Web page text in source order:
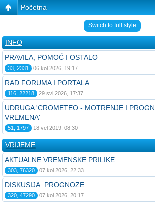
Početna
Switch to full style
INFO
PRAVILA, POMOĆ I OSTALO
33, 2331 06 kol 2026, 19:17
RAD FORUMA I PORTALA
116, 22218 29 svi 2026, 17:37
UDRUGA 'CROMETEO - MOTRENJE I
VREMENA'
51, 1797 18 vel 2019, 08:30
VRIJEME
AKTUALNE VREMENSKE PRILIKE
303, 76320 07 kol 2026, 22:33
DISKUSIJA: PROGNOZE
320, 47290 07 kol 2026, 20:17